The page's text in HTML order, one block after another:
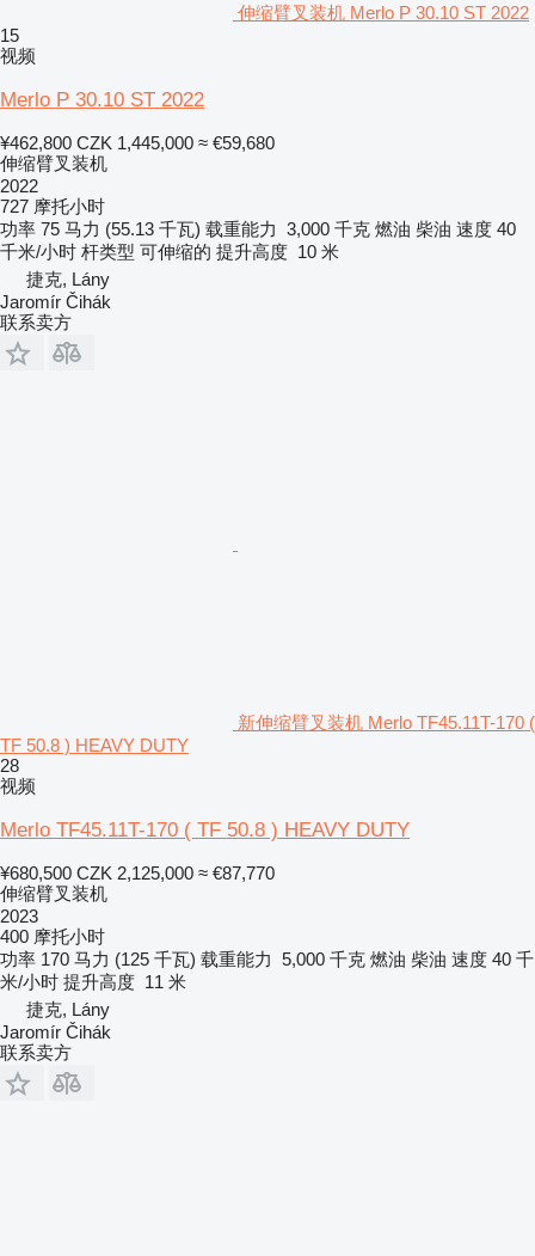
伸缩臂叉装机 Merlo P 30.10 ST 2022
15
视频
Merlo P 30.10 ST 2022
¥462,800 CZK 1,445,000 ≈ €59,680
伸缩臂叉装机
2022
727 摩托小时
功率 75 马力 (55.13 千瓦) 载重能力 3,000 千克 燃油 柴油 速度 40
千米/小时 杆类型 可伸缩的 提升高度 10 米
捷克, Lány
Jaromír Čihák
联系卖方
新伸缩臂叉装机 Merlo TF45.11T-170 (
TF 50.8 ) HEAVY DUTY
28
视频
Merlo TF45.11T-170 ( TF 50.8 ) HEAVY DUTY
¥680,500 CZK 2,125,000 ≈ €87,770
伸缩臂叉装机
2023
400 摩托小时
功率 170 马力 (125 千瓦) 载重能力 5,000 千克 燃油 柴油 速度 40 千
米/小时 提升高度 11 米
捷克, Lány
Jaromír Čihák
联系卖方